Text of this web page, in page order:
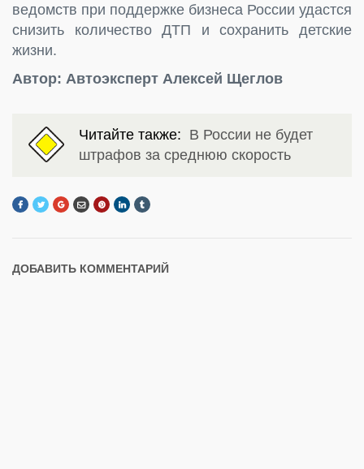
ведомств при поддержке бизнеса России удастся
снизить количество ДТП и сохранить детские
жизни.
Автор: Автоэксперт Алексей Щеглов
Читайте также: В России не будет
штрафов за среднюю скорость
ДОБАВИТЬ КОММЕНТАРИЙ